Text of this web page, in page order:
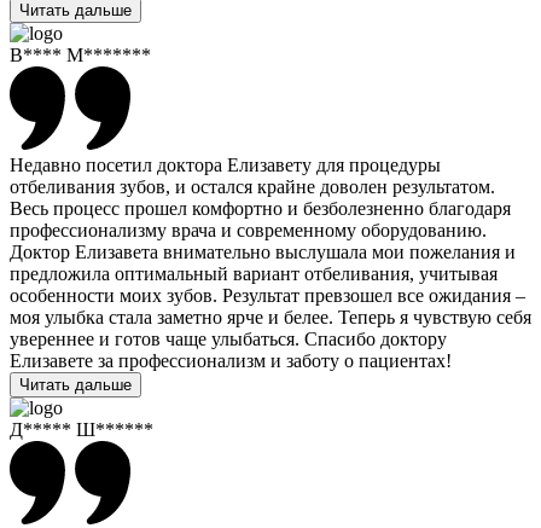
Читать дальше
В**** М*******
Недавно посетил доктора Елизавету для процедуры
отбеливания зубов, и остался крайне доволен результатом.
Весь процесс прошел комфортно и безболезненно благодаря
профессионализму врача и современному оборудованию.
Доктор Елизавета внимательно выслушала мои пожелания и
предложила оптимальный вариант отбеливания, учитывая
особенности моих зубов. Результат превзошел все ожидания –
моя улыбка стала заметно ярче и белее. Теперь я чувствую себя
увереннее и готов чаще улыбаться. Спасибо доктору
Елизавете за профессионализм и заботу о пациентах!
Читать дальше
Д***** Ш******